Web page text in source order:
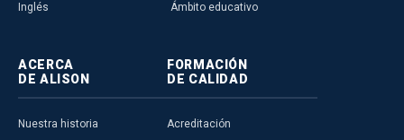
Inglés Ámbito educativo
ACERCA
DE ALISON
Nuestra historia
FORMACIÓN
DE CALIDAD
Acreditación